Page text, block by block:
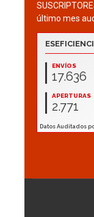
último mes